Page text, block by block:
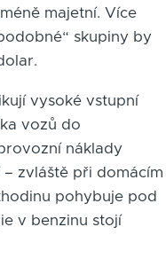
majetní. Více
skupiny by
vysoké vstupní
vozů do
náklady
zvláště při domácím
pohybuje pod
v benzinu stojí